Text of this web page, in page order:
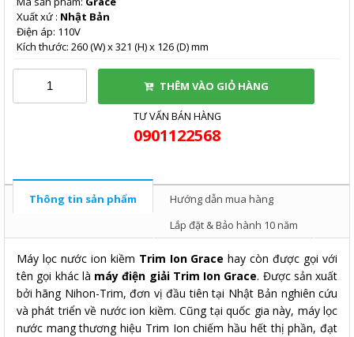
Xuất xứ : Nhật Bản
Điện áp: 110V
Kích thước: 260 (W) x 321 (H) x 126 (D) mm
THÊM VÀO GIỎ HÀNG
TƯ VẤN BÁN HÀNG
0901122568
Thông tin sản phẩm
Hướng dẫn mua hàng
Lắp đặt & Bảo hành 10 năm
Máy lọc nước ion kiềm Trim Ion Grace hay còn được gọi với
tên gọi khác là máy điện giải Trim Ion Grace. Được sản xuất
bởi hãng Nihon-Trim, đơn vị đầu tiên tại Nhật Bản nghiên cứu
và phát triển về nước ion kiềm. Cũng tại quốc gia này, máy lọc
nước mang thương hiệu Trim Ion chiếm hầu hết thị phần, đạt